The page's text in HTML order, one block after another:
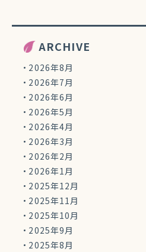
ARCHIVE
2026年8月
2026年7月
2026年6月
2026年5月
2026年4月
2026年3月
2026年2月
2026年1月
2025年12月
2025年11月
2025年10月
2025年9月
2025年8月